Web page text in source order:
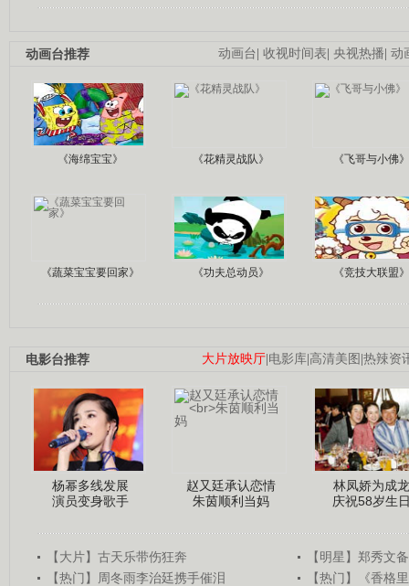
动画台| 收视时间表| 央视热播| 动
动画台推荐
《海绵宝宝》 《花精灵战队》 《飞哥与小佛》
《蔬菜宝宝要回家》 《功夫总动员》 《竞技大联盟》
大片放映厅|电影库|高清美图 |热辣资
电影台推荐
杨幂多线发展
演员变身歌手
赵又廷承认恋情
朱茵顺利当妈
林凤娇为成龙
庆祝58岁生
【大片】古天乐带伤狂奔
【明星】郑秀文
【热门】周冬雨李治廷携手催泪
【热门】《香格